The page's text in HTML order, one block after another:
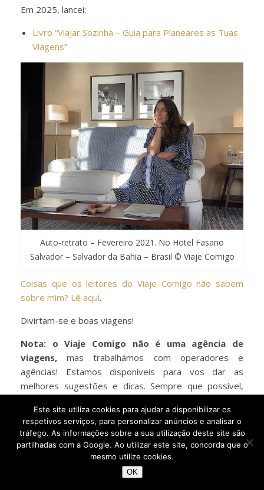
Em 2025, lancei:
Livro “Viajar Sozinha – Guia para Planeares as Tuas
Viagens”
Auto-retrato – Fevereiro 2021. No Hotel Fasano
Salvador – Salvador da Bahia – Brasil © Viaje Comigo
Coisas que os leitores do Viaje Comigo não sabem
sobre mim? Lê aqui.
Divirtam-se e boas viagens!
Nota: o Viaje Comigo não é uma agência de
viagens, mas trabalhámos com operadores e
agências! Estamos disponíveis para vos dar as
melhores sugestões e dicas. Sempre que possível,
e fazemos roteiros personalizados
Para qualquer informação, ou correção, enviem-nos,
por favor, a vossa mensagem.
Podem seguir-nos nas várias redes sociais:
Este site utiliza cookies para ajudar a disponibilizar os
respetivos serviços, para personalizar anúncios e analisar o
tráfego. As informações sobre a sua utilização deste site são
partilhadas com a Google. Ao utilizar este site, concorda que o
mesmo utilize cookies.
OK